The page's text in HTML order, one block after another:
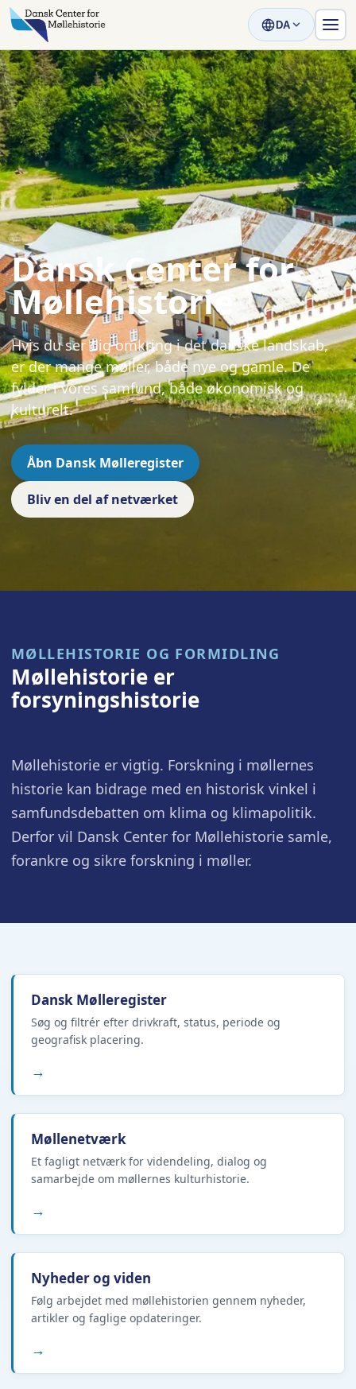
DA
Dansk Center for
Møllehistorie
Hvis du ser dig omkring i det danske landskab,
er der mange møller, både nye og gamle. De
fylder i vores samfund, både økonomisk og
kulturelt.
Åbn Dansk Mølleregister
Bliv en del af netværket
MØLLEHISTORIE OG FORMIDLING
Møllehistorie er
forsyningshistorie
Møllehistorie er vigtig. Forskning i møllernes
historie kan bidrage med en historisk vinkel i
samfundsdebatten om klima og klimapolitik.
Derfor vil Dansk Center for Møllehistorie samle,
forankre og sikre forskning i møller.
Dansk Mølleregister
Søg og filtrér efter drivkraft, status, periode og
geografisk placering.
→
Møllenetværk
Et fagligt netværk for videndeling, dialog og
samarbejde om møllernes kulturhistorie.
→
Nyheder og viden
Følg arbejdet med møllehistorien gennem nyheder,
artikler og faglige opdateringer.
→